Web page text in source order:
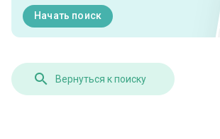
Начать поиск
Вернуться к поиску